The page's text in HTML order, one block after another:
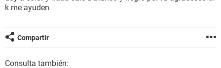
k me ayuden
Compartir
Consulta también: